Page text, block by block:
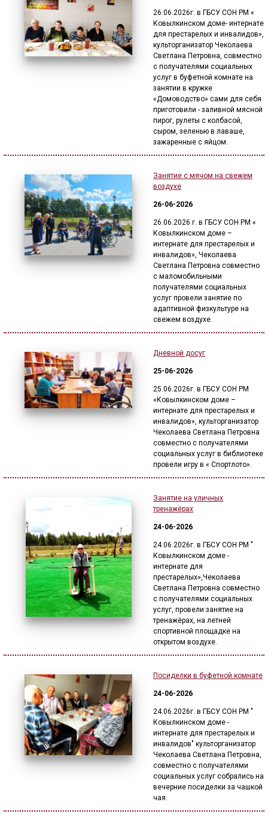
26.06.2026г. в ГБСУ СОН РМ «
Ковылкинском доме- интернате
для престарелых и инвалидов»,
культорганизатор Чеколаева
Светлана Петровна, совместно
с получателями социальных
услуг в буфетной комнате на
занятии в кружке
«Домоводство» сами для себя
приготовили - заливной мясной
пирог, рулеты с колбасой,
сыром, зеленью в лаваше,
зажаренные с яйцом.
Занятие с мячом на свежем
воздухе
26-06-2026
26.06.2026 г. в ГБСУ СОН РМ «
Ковылкинском доме –
интернате для престарелых и
инвалидов», Чеколаева
Светлана Петровна совместно
с маломобильными
получателями социальных
услуг провели занятие по
адаптивной физкультуре на
свежем воздухе.
Дневной досуг
25-06-2026
25.06.2026г. в ГБСУ СОН РМ
«Ковылкинском доме –
интернате для престарелых и
инвалидов», культорганизатор
Чеколаева Светлана Петровна
совместно с получателями
социальных услуг в библиотеке
провели игру в « Спортлото».
Занятие на уличных
тренажёрах
24-06-2026
24.06.2026г. в ГБСУ СОН РМ "
Ковылкинском доме -
интернате для
престарелых»,Чеколаева
Светлана Петровна совместно
с получателями социальных
услуг, провели занятие на
тренажёрах, на летней
спортивной площадке на
открытом воздухе.
Посиделки в буфетной комнате
24-06-2026
24.06.2026г. в ГБСУ СОН РМ "
Ковылкинском доме -
интернате для престарелых и
инвалидов" культорганизатор
Чеколаева Светлана Петровна,
совместно с получателями
социальных услуг собрались на
вечерние посиделки за чашкой
чая.